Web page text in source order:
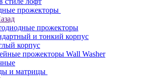
прожекторы
прожекторы
и тонкий корпус
корпус
прожекторы Wall Washer
и матрицы